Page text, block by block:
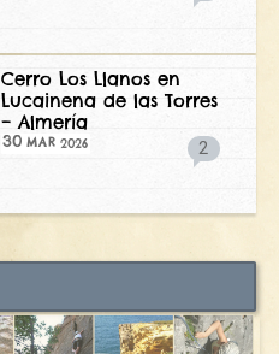
Cerro Los Llanos en
Lucainena de las Torres
– Almería
30 MAR 2026 2